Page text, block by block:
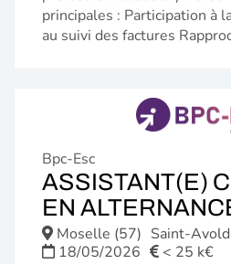
principales : Participation à
au suivi des factures
Bpc-Esc
ASSISTANT(E)
EN
Moselle (57) Saint-Avold
18/05/2026
< 25 k€